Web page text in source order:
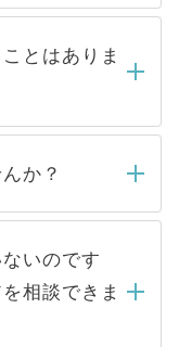
はご連絡をせて
お待ちくださ
ている求人の
らご覧いただ
非公開求人は
は公開してい
のある医療機
が殺到する場
合った人材の
ケースが増え
とはありま
一切ありませ
定をいただい
ん。内定先へ
トナーが行い
か？
ありませんの
トからの登録
個人情報は、
び転職活動の
。お預かりし
いのです
相談できま